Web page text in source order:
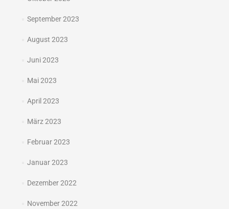
September 2023
August 2023
Juni 2023
Mai 2023
April 2023
März 2023
Februar 2023
Januar 2023
Dezember 2022
November 2022